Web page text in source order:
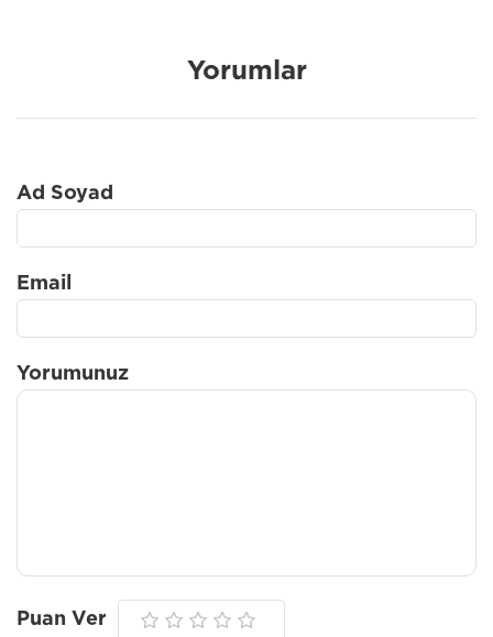
Yorumlar
Ad Soyad
Email
Yorumunuz
Puan Ver